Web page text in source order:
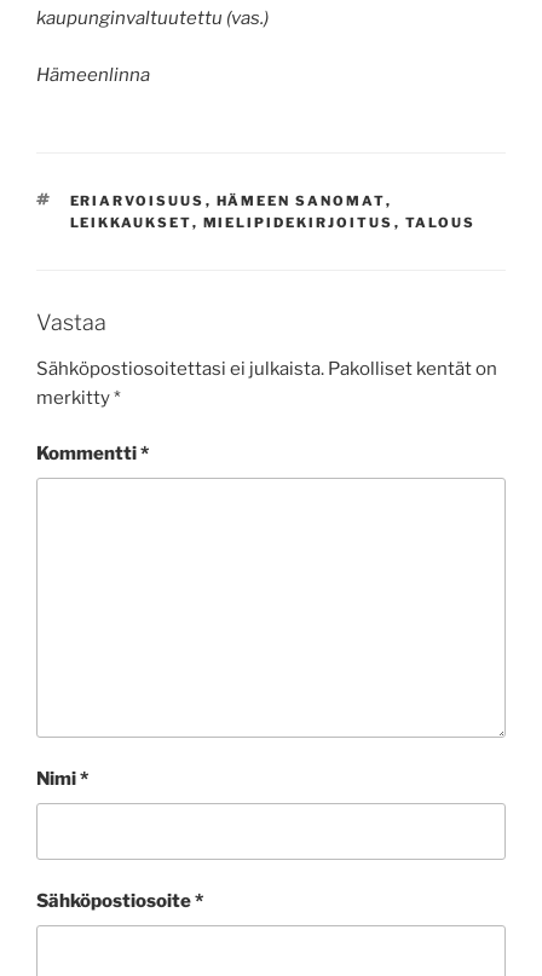
kaupunginvaltuutettu (vas.)
Hämeenlinna
AVAINSANAT
ERIARVOISUUS , HÄMEEN SANOMAT,
LEIKKAUKSET, MIELIPIDEKIRJOITUS , TALOUS
Vastaa
Sähköpostiosoitettasi ei julkaista. Pakolliset kentät on
merkitty*
Kommentti*
Nimi*
Sähköpostiosoite*